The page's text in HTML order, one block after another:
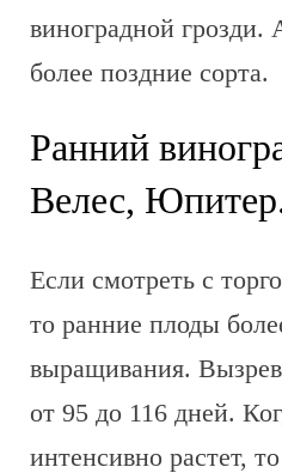
виноградной грозди.
более поздние сорта.
Ранний
Велес,
Если смотреть с
то ранние плоды
выращивания.
от 95 до 116 дней.
интенсивно растет,